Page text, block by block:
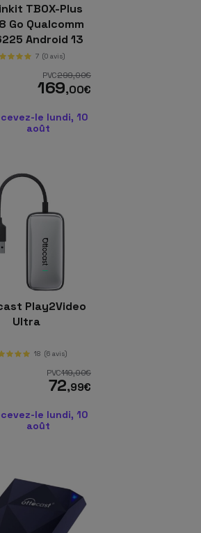
TBOX-Plus
Go Qualcomm
Android 13
7 (0 avis)
PVC299,00€
169,00€
le lundi, 10
août
Play2Video
Ultra
18 (6 avis)
PVC119,00€
72,99€
le lundi, 10
août